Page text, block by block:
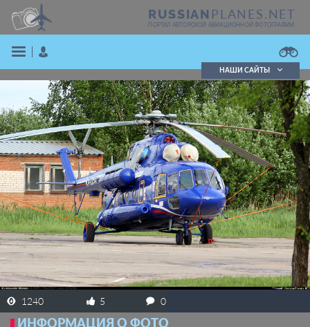
RUSSIAN PLANES.NET
ПОРТАЛ АВТОРСКОЙ АВИАЦИОННОЙ ФОТОГРАФИИ
ВОЙТИ
ЗАРЕГИСТРИРОВАТЬСЯ
Поиск фотографий
Поиск в реестре
Кратко
Подробно
НАШИ САЙТЫ
1240 5 0
ИНФОРМАЦИЯ О ФОТО